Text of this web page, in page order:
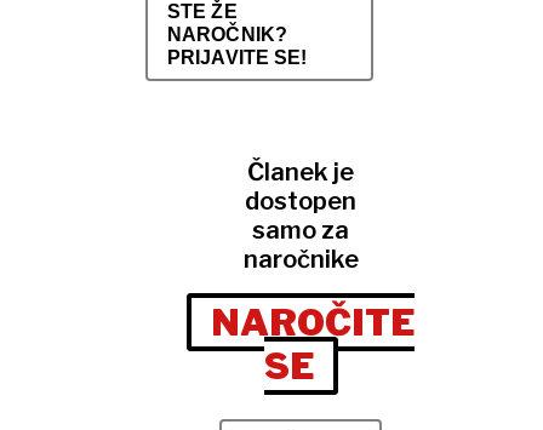
STE ŽE
NAROČNIK?
PRIJAVITE SE!
Članek je
dostopen
samo za
naročnike
NAROČITE
SE